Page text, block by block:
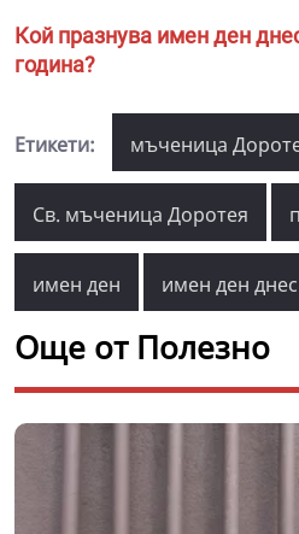
Кой празнува имен ден
година?
Етикети: мъченица
Св. мъченица Доротея
имен ден имен ден днес
Още от Полезно